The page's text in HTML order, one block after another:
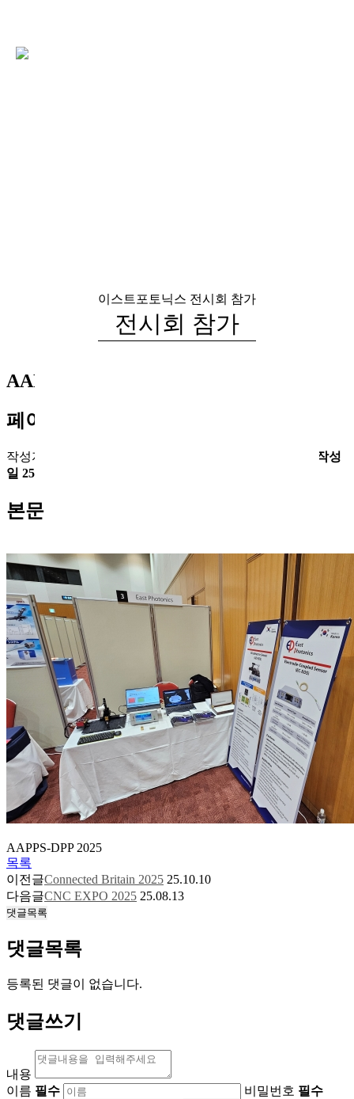
이스트포토닉스 전시회 참가
전시회 참가
AAPPS-DPP 2025
페이지 정보
작성자
작성
일 25-10-10 14:46
본문
AAPPS-DPP 2025
목록
이전글Connected Britain 2025 25.10.10
다음글CNC EXPO 2025 25.08.13
댓글목록
댓글목록
등록된 댓글이 없습니다.
댓글쓰기
내용
이름 필수 비밀번호 필수